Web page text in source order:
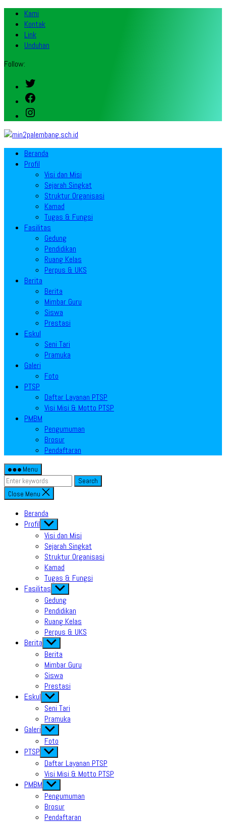
Kami
Kontak
Link
Unduhan
Follow:
Twitter
Facebook
Instagram
Beranda
Profil
Visi dan Misi
Sejarah Singkat
Struktur Organisasi
Kamad
Tugas & Fungsi
Fasilitas
Gedung
Pendidikan
Ruang Kelas
Perpus & UKS
Berita
Berita
Mimbar Guru
Siswa
Prestasi
Eskul
Seni Tari
Pramuka
Galeri
Foto
PTSP
Daftar Layanan PTSP
Visi Misi & Motto PTSP
PMBM
Pengumuman
Brosur
Pendaftaran
Menu
Search
Close Menu
Beranda
Profil Show
sub
menu
Visi dan Misi
Sejarah Singkat
Struktur Organisasi
Kamad
Tugas & Fungsi
Fasilitas Show
sub
menu
Gedung
Pendidikan
Ruang Kelas
Perpus & UKS
Berita Show
sub
menu
Berita
Mimbar Guru
Siswa
Prestasi
Eskul Show
sub
menu
Seni Tari
Pramuka
Galeri Show
sub
menu
Foto
PTSP Show
sub
menu
Daftar Layanan PTSP
Visi Misi & Motto PTSP
PMBM Show
sub
menu
Pengumuman
Brosur
Pendaftaran